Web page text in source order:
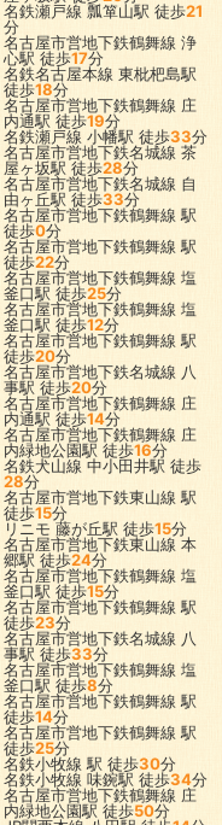
名鉄瀬戸線 瓢箪山駅 徒歩21
分
名古屋市営地下鉄鶴舞線 浄
心駅 徒歩17分
名鉄名古屋本線 東枇杷島駅
徒歩18分
名古屋市営地下鉄鶴舞線 庄
内通駅 徒歩19分
名鉄瀬戸線 小幡駅 徒歩33分
名古屋市営地下鉄名城線 茶
屋ヶ坂駅 徒歩28分
名古屋市営地下鉄名城線 自
由ヶ丘駅 徒歩33分
名古屋市営地下鉄鶴舞線 駅
徒歩0分
名古屋市営地下鉄鶴舞線 駅
徒歩22分
名古屋市営地下鉄鶴舞線 塩
釜口駅 徒歩25分
名古屋市営地下鉄鶴舞線 塩
釜口駅 徒歩12分
名古屋市営地下鉄鶴舞線 駅
徒歩20分
名古屋市営地下鉄名城線 八
事駅 徒歩20分
名古屋市営地下鉄鶴舞線 庄
内通駅 徒歩14分
名古屋市営地下鉄鶴舞線 庄
内緑地公園駅 徒歩16分
名鉄犬山線 中小田井駅 徒歩
28分
名古屋市営地下鉄東山線 駅
徒歩15分
リニモ 藤が丘駅 徒歩15分
名古屋市営地下鉄東山線 本
郷駅 徒歩24分
名古屋市営地下鉄鶴舞線 塩
釜口駅 徒歩15分
名古屋市営地下鉄鶴舞線 駅
徒歩23分
名古屋市営地下鉄名城線 八
事駅 徒歩33分
名古屋市営地下鉄鶴舞線 塩
釜口駅 徒歩8分
名古屋市営地下鉄鶴舞線 駅
徒歩14分
名古屋市営地下鉄鶴舞線 駅
徒歩25分
名鉄小牧線 駅 徒歩30分
名鉄小牧線 味鋺駅 徒歩34分
名古屋市営地下鉄鶴舞線 庄
内緑地公園駅 徒歩50分